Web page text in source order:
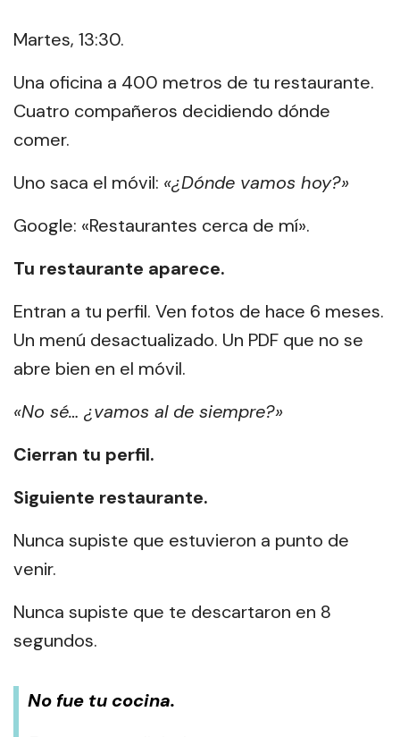
Martes, 13:30.
Una oficina a 400 metros de tu restaurante.
Cuatro compañeros decidiendo dónde
comer.
Uno saca el móvil: «¿Dónde vamos hoy?»
Google: «Restaurantes cerca de mí».
Tu restaurante aparece.
Entran a tu perfil. Ven fotos de hace 6 meses.
Un menú desactualizado. Un PDF que no se
abre bien en el móvil.
«No sé… ¿vamos al de siempre?»
Cierran tu perfil.
Siguiente restaurante.
Nunca supiste que estuvieron a punto de
venir.
Nunca supiste que te descartaron en 8
segundos.
No fue tu cocina.